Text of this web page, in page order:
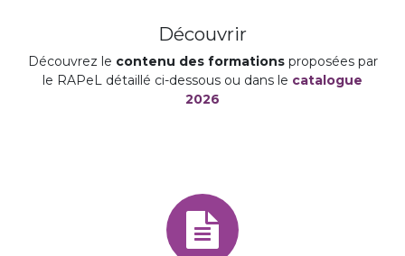
Découvrir
Découvrez le contenu des formationsproposées par
le RAPeL détaillé ci-dessous ou dans le catalogue
2026